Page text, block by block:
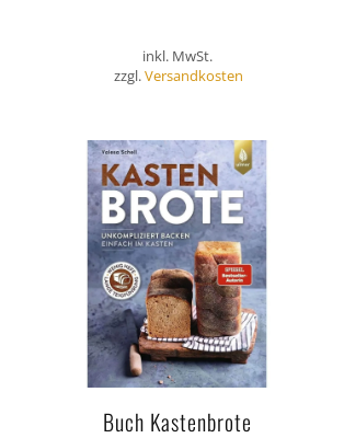
inkl. MwSt.
zzgl.Versandkosten
Buch Kastenbrote